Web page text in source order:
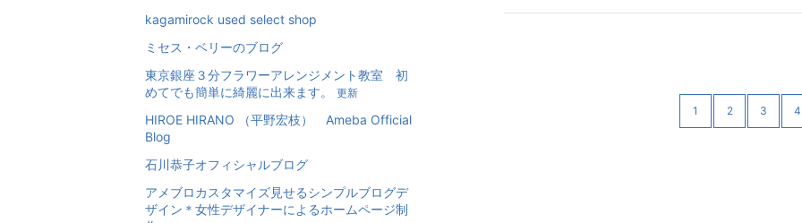
1 2 3 4
kagamirock used select shop
ミセス・ベリーのブログ
東京銀座３分フラワーアレンジメント教室 初
めてでも簡単に綺麗に出来ます。
更新
HIROE HIRANO （平野宏枝） Ameba Official
Blog
石川恭子オフィシャルブログ
アメブロカスタマイズ見せるシンプルブログデ
ザイン＊女性デザイナーによるホームページ制